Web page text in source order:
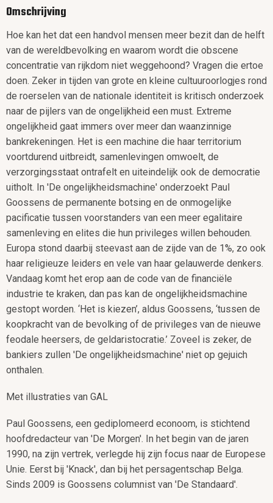
Omschrijving
Hoe kan het dat een handvol mensen meer bezit dan de helft
van de wereldbevolking en waarom wordt die obscene
concentratie van rijkdom niet weggehoond? Vragen die ertoe
doen. Zeker in tijden van grote en kleine cultuuroorlogjes rond
de roerselen van de nationale identiteit is kritisch onderzoek
naar de pijlers van de ongelijkheid een must. Extreme
ongelijkheid gaat immers over meer dan waanzinnige
bankrekeningen. Het is een machine die haar territorium
voortdurend uitbreidt, samenlevingen omwoelt, de
verzorgingsstaat ontrafelt en uiteindelijk ook de democratie
uitholt. In 'De ongelijkheidsmachine' onderzoekt Paul
Goossens de permanente botsing en de onmogelijke
pacificatie tussen voorstanders van een meer egalitaire
samenleving en elites die hun privileges willen behouden.
Europa stond daarbij steevast aan de zijde van de 1%, zo ook
haar religieuze leiders en vele van haar gelauwerde denkers.
Vandaag komt het erop aan de code van de financiële
industrie te kraken, dan pas kan de ongelijkheidsmachine
gestopt worden. ‘Het is kiezen’, aldus Goossens, ‘tussen de
koopkracht van de bevolking of de privileges van de nieuwe
feodale heersers, de geldaristocratie.’ Zoveel is zeker, de
bankiers zullen 'De ongelijkheidsmachine' niet op gejuich
onthalen.
Met illustraties van GAL
Paul Goossens, een gediplomeerd econoom, is stichtend
hoofdredacteur van 'De Morgen'. In het begin van de jaren
1990, na zijn vertrek, verlegde hij zijn focus naar de Europese
Unie. Eerst bij 'Knack', dan bij het persagentschap Belga.
Sinds 2009 is Goossens columnist van 'De Standaard'.